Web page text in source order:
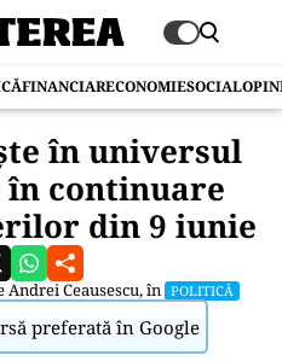
FINANCIARECONOMIESOCIAL
în universul
continuare
din 9 iunie
Andrei Ceausescu, în POLITICĂ
preferată în Google